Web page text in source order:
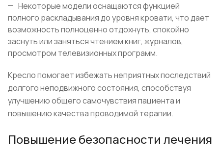
Некоторые модели оснащаются функцией
полного раскладывания до уровня кровати, что дает
возможность полноценно отдохнуть, спокойно
заснуть или заняться чтением книг, журналов,
просмотром телевизионных программ.
Кресло помогает избежать неприятных последствий
долгого неподвижного состояния, способствуя
улучшению общего самочувствия пациента и
повышению качества проводимой терапии.
Повышение безопасности лечения